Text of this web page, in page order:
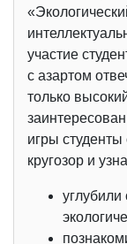
участие
с азартом
только
игры
кругозор и